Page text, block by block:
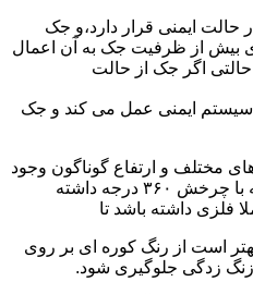
حالت ایمنی قرار دارد،و جک
بیش از ظرفیت جک به آن اعمال
اگر جک از حالت
سیستم ایمنی عمل می کند و جک
و ارتفاع گوناگون وجود
دارد.یک جک سوسماری باید دسته با چرخش ۳۶۰ درجه داشته
فلزی داشته باشد تا
است از رنگ کوره ای بر روی
زنگ زدگی جلوگیری شود.